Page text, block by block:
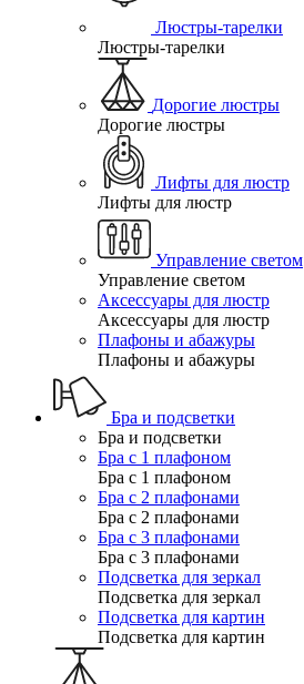
Люстры-тарелки
Люстры-тарелки
Дорогие люстры
Дорогие люстры
Лифты для люстр
Лифты для люстр
Управление светом
Управление светом
Аксессуары для люстр
Аксессуары для люстр
Плафоны и абажуры
Плафоны и абажуры
Бра и подсветки
Бра и подсветки
Бра с 1 плафоном
Бра с 1 плафоном
Бра с 2 плафонами
Бра с 2 плафонами
Бра с 3 плафонами
Бра с 3 плафонами
Подсветка для зеркал
Подсветка для зеркал
Подсветка для картин
Подсветка для картин